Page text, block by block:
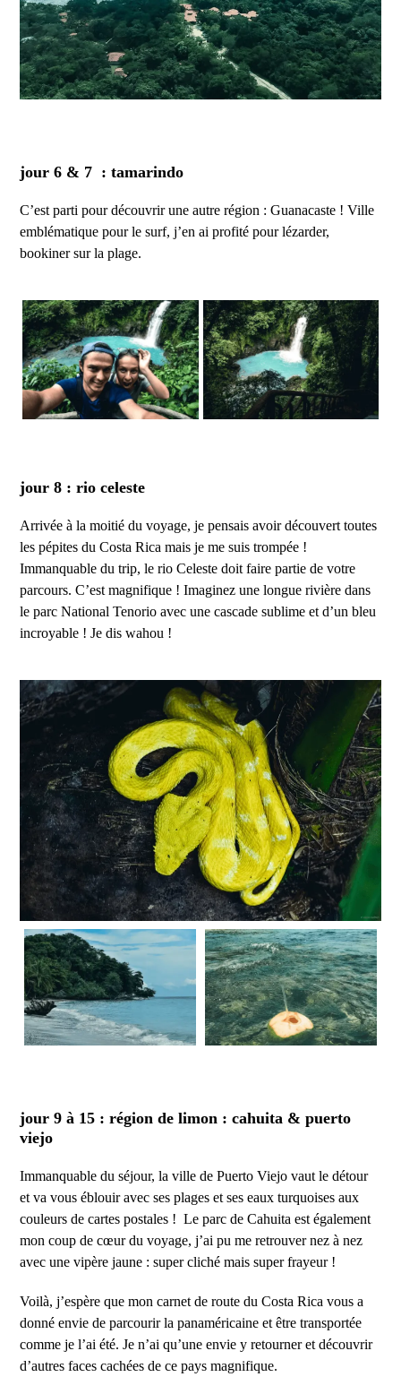
jour 6 & 7 : tamarindo
C’est parti pour découvrir une autre région : Guanacaste ! Ville
emblématique pour le surf, j’en ai profité pour lézarder,
bookiner sur la plage.
jour 8 : rio celeste
Arrivée à la moitié du voyage, je pensais avoir découvert toutes
les pépites du Costa Rica mais je me suis trompée !
Immanquable du trip, le rio Celeste doit faire partie de votre
parcours. C’est magnifique ! Imaginez une longue rivière dans
le parc National Tenorio avec une cascade sublime et d’un bleu
incroyable ! Je dis wahou !
jour 9 à 15 : région de limon : cahuita & puerto
viejo
Immanquable du séjour, la ville de Puerto Viejo vaut le détour
et va vous éblouir avec ses plages et ses eaux turquoises aux
couleurs de cartes postales ! Le parc de Cahuita est également
mon coup de cœur du voyage, j’ai pu me retrouver nez à nez
avec une vipère jaune : super cliché mais super frayeur !
Voilà, j’espère que mon carnet de route du Costa Rica vous a
donné envie de parcourir la panaméricaine et être transportée
comme je l’ai été. Je n’ai qu’une envie y retourner et découvrir
d’autres faces cachées de ce pays magnifique.